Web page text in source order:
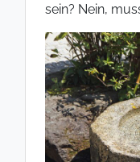
sein? Nein,